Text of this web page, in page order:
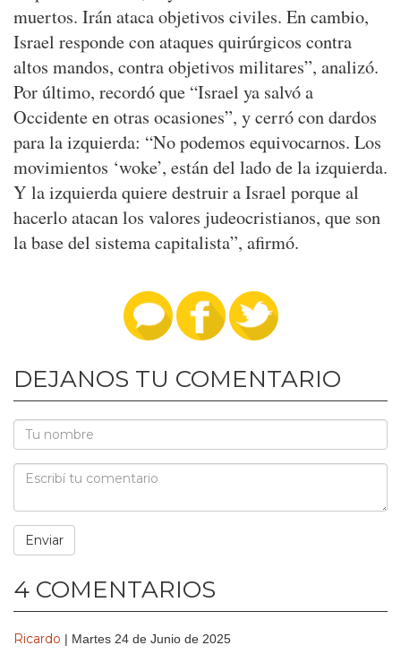
muertos. Irán ataca objetivos civiles. En cambio,
Israel responde con ataques quirúrgicos contra
altos mandos, contra objetivos militares”, analizó.
Por último, recordó que “Israel ya salvó a
Occidente en otras ocasiones”, y cerró con dardos
para la izquierda: “No podemos equivocarnos. Los
movimientos ‘woke’, están del lado de la izquierda.
Y la izquierda quiere destruir a Israel porque al
hacerlo atacan los valores judeocristianos, que son
la base del sistema capitalista”, afirmó.
DEJANOS TU COMENTARIO
4 COMENTARIOS
Ricardo | Martes 24 de Junio de 2025